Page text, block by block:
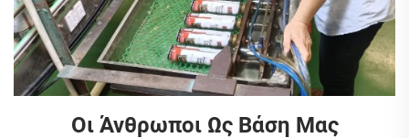
Οι Άνθρωποι Ως Βάση Μας